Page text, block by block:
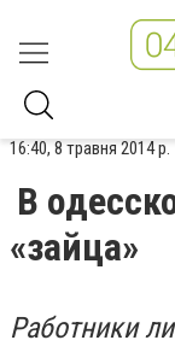
16:40, 8 травня 2014 р.
В
«зайца»
Работники